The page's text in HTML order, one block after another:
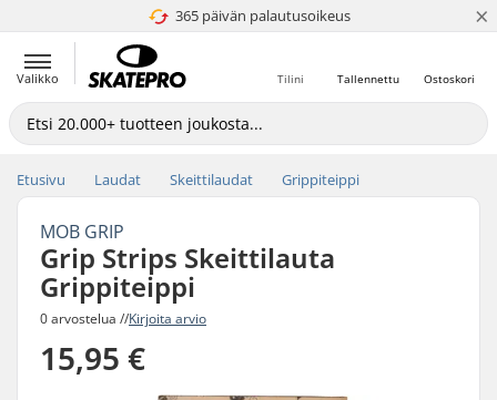
365 päivän palautusoikeus
4.8 / 5 ×
Valikko Ostoskori
Tallennettu
Tilini
Etusivu Laudat Skeittilaudat Grippiteippi
MOB GRIP
Grip Strips Skeittilauta
Grippiteippi
0 arvostelua //Kirjoita arvio
15,95 €